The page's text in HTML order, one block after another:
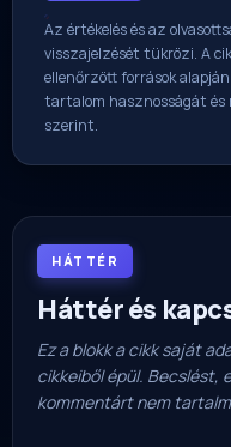
Az értékelés és az
visszajelzését tükrözi. A
ellenőrzött források
tartalom hasznosságát és
szerint.
HÁTTÉR
Háttér és
Ez a blokk a cikk saját
cikkeiből épül. Becslést,
kommentárt nem